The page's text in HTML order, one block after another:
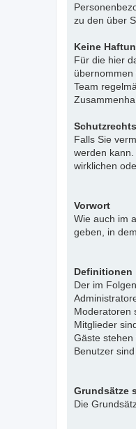
zu den über
Keine
Für die hier
Team
Falls Sie
werden
wirklichen
Vorwort
Wie auch im
geben, in
Definitionen
Der im
Moderatoren
Mitglieder
Gäste stehen
Benutzer
Grundsätze
Die